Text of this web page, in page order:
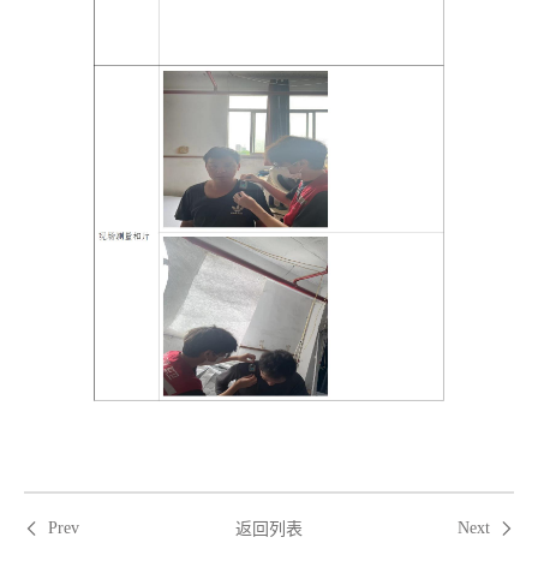
Prev 返回列表 Next